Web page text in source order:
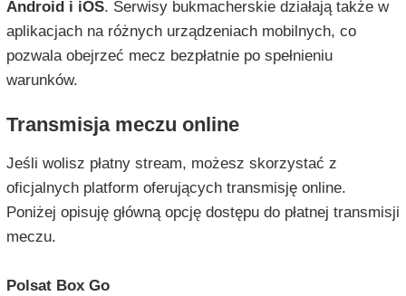
Android i iOS. Serwisy bukmacherskie działają także w
aplikacjach na różnych urządzeniach mobilnych, co
pozwala obejrzeć mecz bezpłatnie po spełnieniu
warunków.
Transmisja meczu online
Jeśli wolisz płatny stream, możesz skorzystać z
oficjalnych platform oferujących transmisję online.
Poniżej opisuję główną opcję dostępu do płatnej transmisji
meczu.
Polsat Box Go